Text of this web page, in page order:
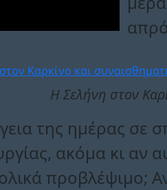
Η Σελήνη στον
της ημέρας σε
ακόμα κι αν
προβλέψιμο;